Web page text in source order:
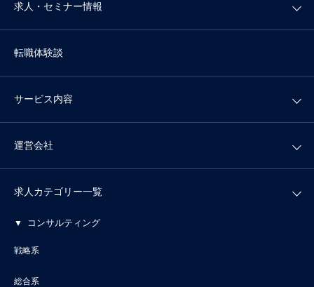
求人・セミナー情報
転職体験談
サービス内容
運営会社
求人カテゴリー一覧
コンサルティング
戦略系
総合系